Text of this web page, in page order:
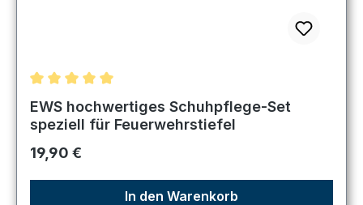
Durchschnittliche Bewertung von 5 von 5 Sternen
EWS hochwertiges Schuhpflege-Set
speziell für Feuerwehrstiefel
Regulärer Preis:
19,90 €
In den Warenkorb